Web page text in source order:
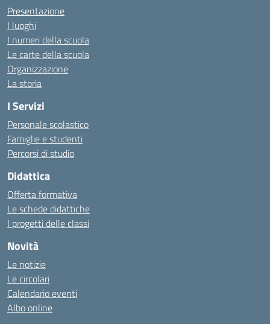
Presentazione
I luoghi
I numeri della scuola
Le carte della scuola
Organizzazione
La storia
I Servizi
Personale scolastico
Famiglie e studenti
Percorsi di studio
Didattica
Offerta formativa
Le schede didattiche
I progetti delle classi
Novità
Le notizie
Le circolari
Calendario eventi
Albo online